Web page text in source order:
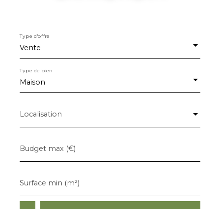
Vente
Type d'offre
Maison
Type de bien
Localisation
Budget max (€)
Surface min (m²)